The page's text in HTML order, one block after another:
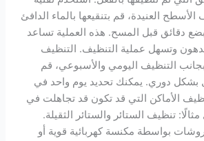
العنيدة، قم بتنقيعها بالماء الدافئ
دقائق قبل المسح. هذه العملية تساعد
وتسهل عملية التنظيف. التنظيف
التنظيف اليومي والأسبوعي، قم
دوري. يمكنك تحديد يوم واحد في
الأماكن التي قد تكون قد تجاهلت في
تنظيف الستائر والستائر الثقيلة.
بواسطة مكنسة كهربائية قوية أو